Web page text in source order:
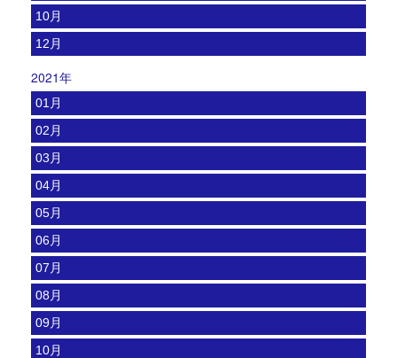
10月
12月
2021年
01月
02月
03月
04月
05月
06月
07月
08月
09月
10月